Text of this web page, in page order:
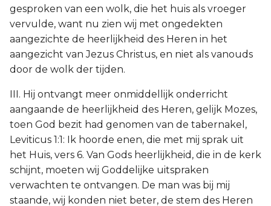
gesproken van een wolk, die het huis als vroeger
vervulde, want nu zien wij met ongedekten
aangezichte de heerlijkheid des Heren in het
aangezicht van Jezus Christus, en niet als vanouds
door de wolk der tijden.
III. Hij ontvangt meer onmiddellijk onderricht
aangaande de heerlijkheid des Heren, gelijk Mozes,
toen God bezit had genomen van de tabernakel,
Leviticus 1:1: Ik hoorde enen, die met mij sprak uit
het Huis, vers 6. Van Gods heerlijkheid, die in de kerk
schijnt, moeten wij Goddelijke uitspraken
verwachten te ontvangen. De man was bij mij
staande, wij konden niet beter, de stem des Heren